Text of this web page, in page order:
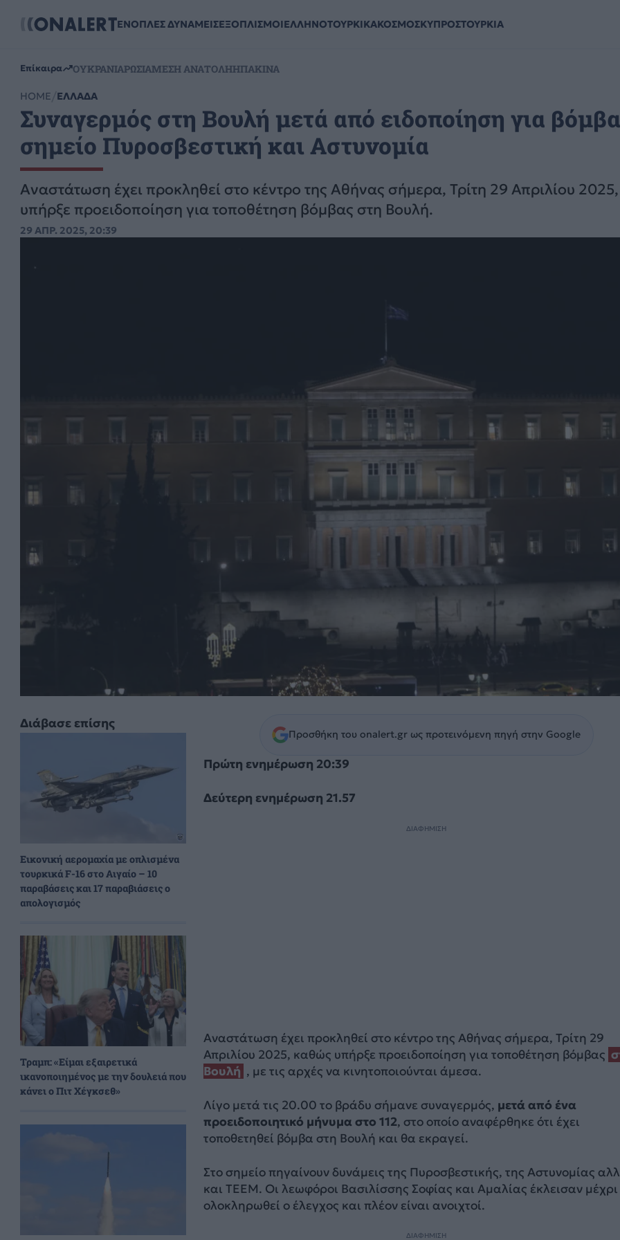
ΕΝΟΠΛΕΣ ΔΥΝΑΜΕΙΣΕΞΟΠΛΙΣΜΟΙΕΛΛΗΝΟΤΟΥΡΚΙΚΑΚΟΣΜΟΣΚΥΠΡΟΣΤΟΥΡΚΙΑ
Επίκαιρα ΟΥΚΡΑΝΙΑΡΩΣΙΑΜΕΣΗ ΑΝΑΤΟΛΗΗΠΑΚΙΝΑ
HOME ΕΛΛΑΔΑ
Συναγερμός στη Βουλή μετά από ειδοποίηση για
σημείο Πυροσβεστική και Αστυνομία
Αναστάτωση έχει προκληθεί στο κέντρο της Αθήνας σήμερα, Τρίτη 29 Απριλίου
υπήρξε προειδοποίηση για τοποθέτηση βόμβας στη Βουλή.
29 ΑΠΡ. 2025, 20:39
Διάβασε επίσης
Εικονική αερομαχία με οπλισμένα
τουρκικά F-16 στο Αιγαίο – 10
παραβάσεις και 17 παραβιάσεις ο
απολογισμός
Τραμπ: «Είμαι εξαιρετικά
ικανοποιημένος με την δουλειά που
κάνει ο Πιτ Χέγκσεθ»
Προσθήκη του onalert.gr ως προτεινόμενη πηγή στην Google
Πρώτη ενημέρωση 20:39
Δεύτερη ενημέρωση 21.57
ΔΙΑΦΗΜΙΣΗ
Αναστάτωση έχει προκληθεί στο κέντρο της Αθήνας σήμερα, Τρίτη 29
Απριλίου 2025, καθώς υπήρξε προειδοποίηση για τοποθέτηση βόμβας
Βουλή , με τις αρχές να κινητοποιούνται άμεσα.
Λίγο μετά τις 20.00 το βράδυ σήμανε συναγερμός, μετά από ένα
προειδοποιητικό μήνυμα στο 112, στο οποίο αναφέρθηκε ότι έχει
τοποθετηθεί βόμβα στη Βουλή και θα εκραγεί.
Στο σημείο πηγαίνουν δυνάμεις της Πυροσβεστικής, της Αστυνομίας
και ΤΕΕΜ. Οι λεωφόροι Βασιλίσσης Σοφίας και Αμαλίας έκλεισαν
ολοκληρωθεί ο έλεγχος και πλέον είναι ανοιχτοί.
ΔΙΑΦΗΜΙΣΗ